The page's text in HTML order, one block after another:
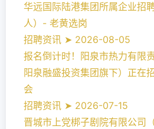
华远国际陆港集团所属企业招
人）- 老黄选岗
招聘资讯 ➤ 2026-08-05
报名倒计时！阳泉市热力有限
阳泉融盛投资集团旗下）正在
会
招聘资讯 ➤ 2026-07-15
晋城市上党梆子剧院有限公司